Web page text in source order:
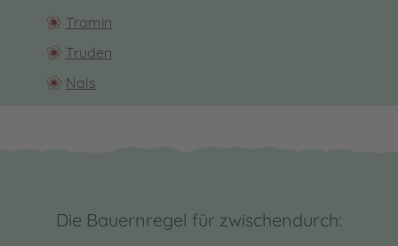
Tramin
Truden
Nals
Die Bauernregel für zwischendurch: